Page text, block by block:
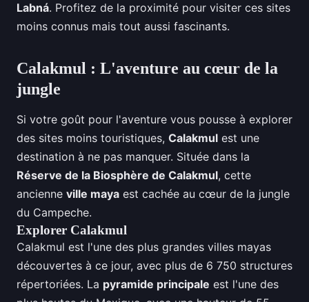
Labná. Profitez de la proximité pour visiter ces sites
moins connus mais tout aussi fascinants.
Calakmul : L'aventure au cœur de la
jungle
Si votre goût pour l'aventure vous pousse à explorer
des sites moins touristiques, Calakmul est une
destination à ne pas manquer. Située dans la
Réserve de la Biosphère de Calakmul, cette
ancienne ville maya est cachée au cœur de la jungle
du Campeche.
Explorer Calakmul
Calakmul est l'une des plus grandes villes mayas
découvertes à ce jour, avec plus de 6 750 structures
répertoriées. La pyramide principale est l'une des